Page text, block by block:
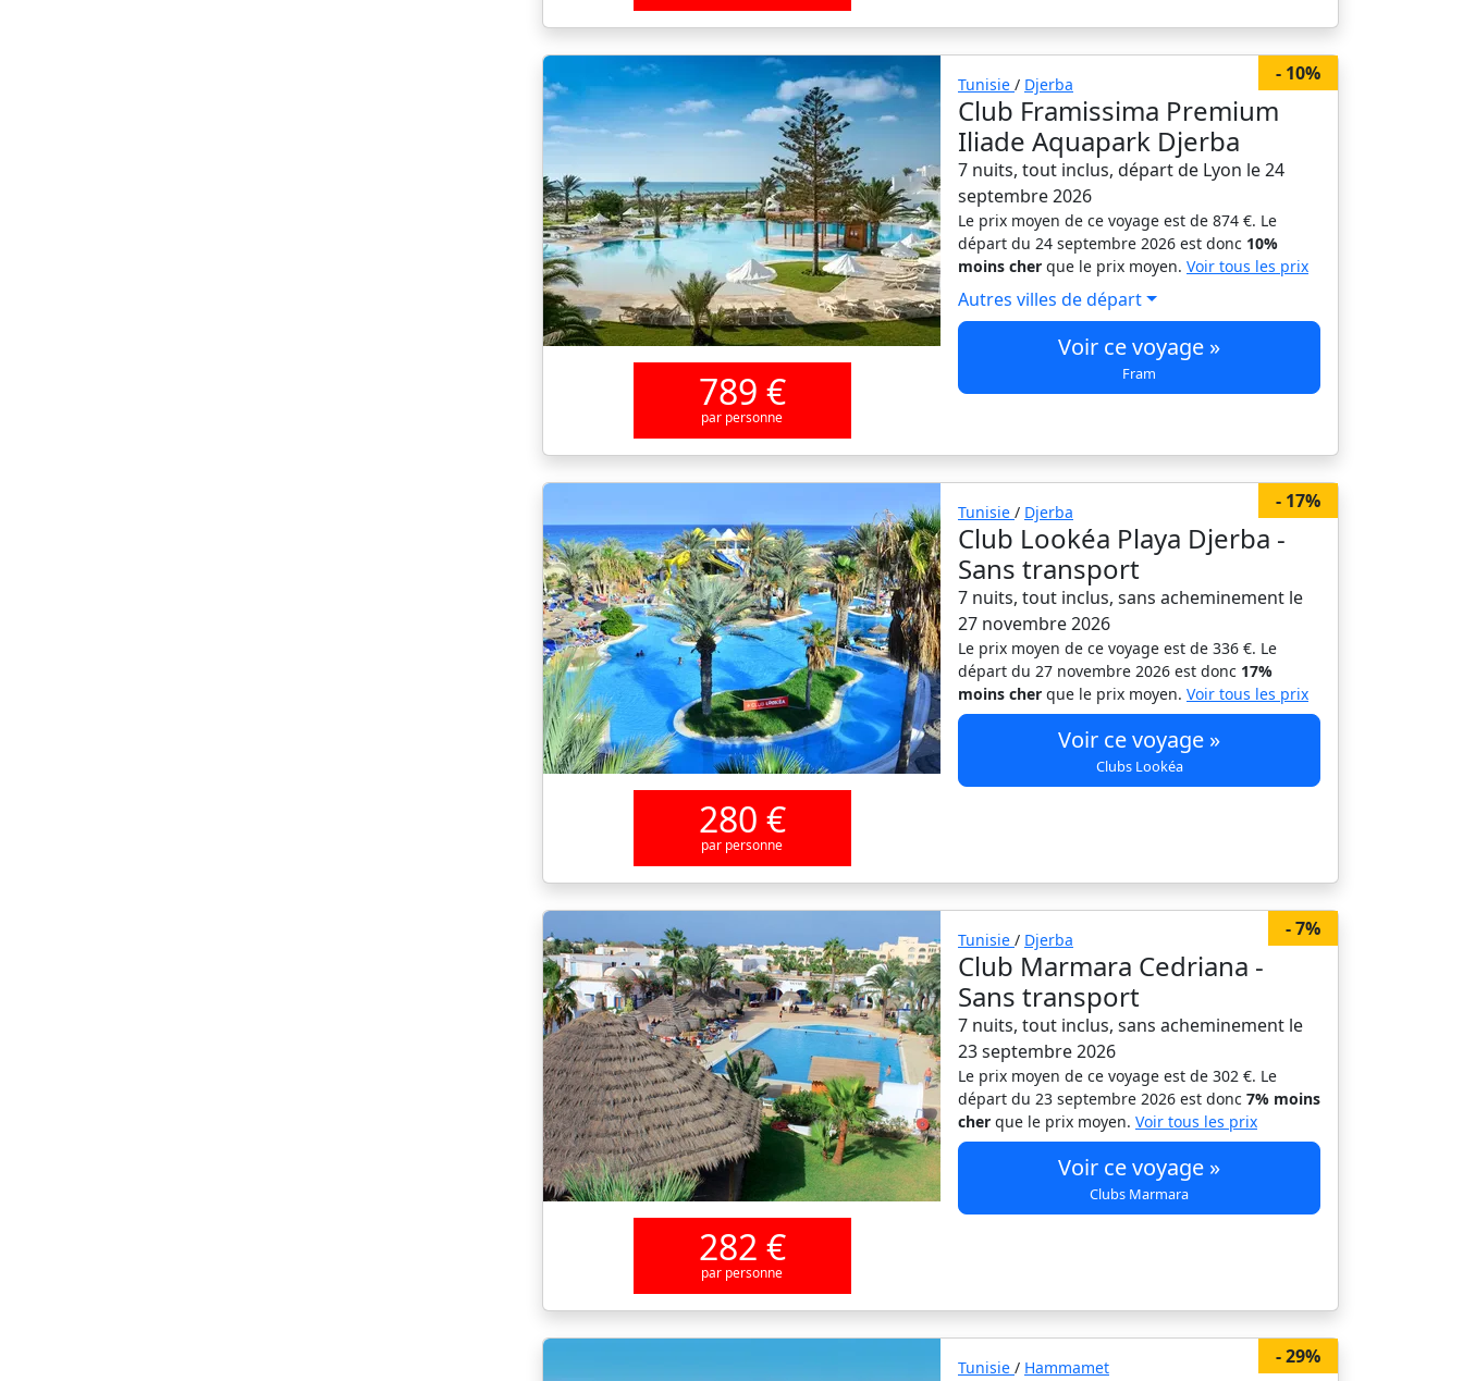
- 10%
789 €
par personne
Tunisie / Djerba
Club Framissima Premium
Iliade Aquapark Djerba
7 nuits, tout inclus, départ de Lyon le 24
septembre 2026
Le prix moyen de ce voyage est de 874 €. Le
départ du 24 septembre 2026 est donc 10%
moins cher que le prix moyen. Voir tous les prix
Autres villes de départ
Voir ce voyage »
Fram
- 17%
280 €
par personne
Tunisie / Djerba
Club Lookéa Playa Djerba -
Sans transport
7 nuits, tout inclus, sans acheminement le
27 novembre 2026
Le prix moyen de ce voyage est de 336 €. Le
départ du 27 novembre 2026 est donc 17%
moins cher que le prix moyen. Voir tous les prix
Voir ce voyage »
Clubs Lookéa
- 7%
282 €
par personne
Tunisie / Djerba
Club Marmara Cedriana -
Sans transport
7 nuits, tout inclus, sans acheminement le
23 septembre 2026
Le prix moyen de ce voyage est de 302 €. Le
départ du 23 septembre 2026 est donc 7% moins
cher que le prix moyen. Voir tous les prix
Voir ce voyage »
Clubs Marmara
- 29%
Tunisie / Hammamet